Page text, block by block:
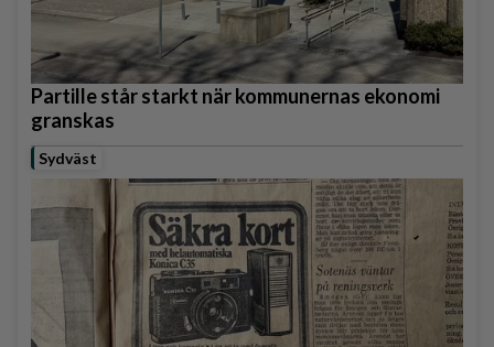
Partille står starkt när kommunernas ekonomi
granskas
Sydväst